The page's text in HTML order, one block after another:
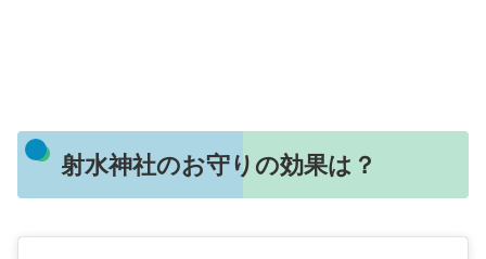
射水神社のお守りの効果は？